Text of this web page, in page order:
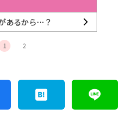
あるから…？
1 2